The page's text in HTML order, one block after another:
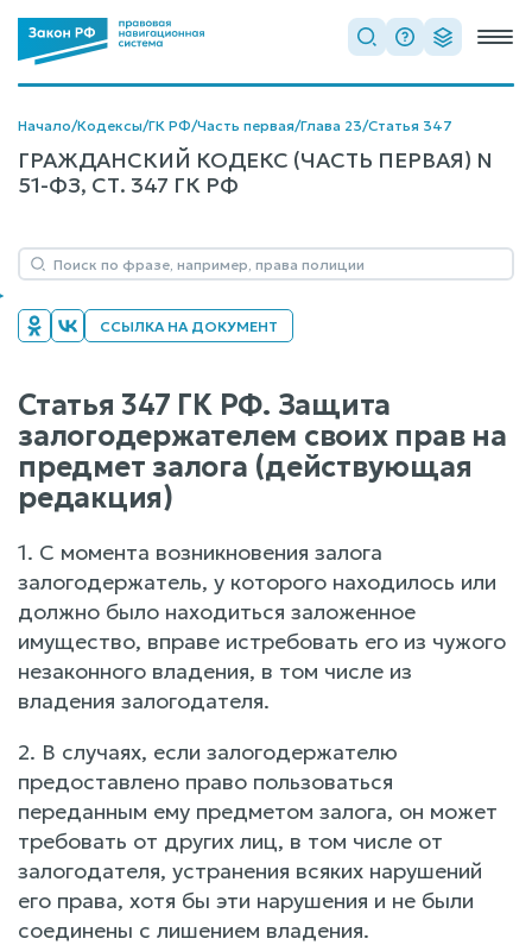
Начало/Кодексы/ГК РФ/Часть первая/Глава 23/Статья 347
ГРАЖДАНСКИЙ КОДЕКС (ЧАСТЬ ПЕРВАЯ) N
51-ФЗ, СТ. 347 ГК РФ
ССЫЛКА НА ДОКУМЕНТ
Статья 347 ГК РФ. Защита
залогодержателем своих прав на
предмет залога (действующая
редакция)
1. С момента возникновения залога
залогодержатель, у которого находилось или
должно было находиться заложенное
имущество, вправе истребовать его из чужого
незаконного владения, в том числе из
владения залогодателя.
2. В случаях, если залогодержателю
предоставлено право пользоваться
переданным ему предметом залога, он может
требовать от других лиц, в том числе от
залогодателя, устранения всяких нарушений
его права, хотя бы эти нарушения и не были
соединены с лишением владения.